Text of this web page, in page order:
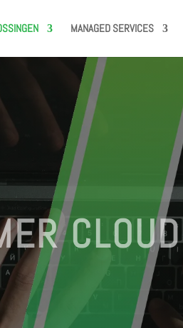
MANAGED SERVICES
CLOUD